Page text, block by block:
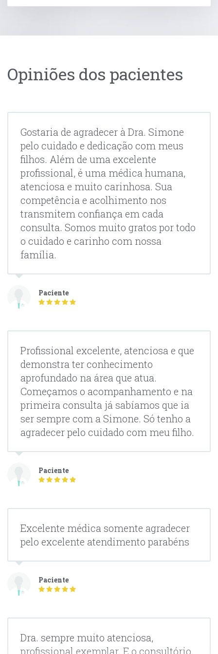
Opiniões dos pacientes
Gostaria de agradecer à Dra. Simone
pelo cuidado e dedicação com meus
filhos. Além de uma excelente
profissional, é uma médica humana,
atenciosa e muito carinhosa. Sua
competência e acolhimento nos
transmitem confiança em cada
consulta. Somos muito gratos por todo
o cuidado e carinho com nossa
família.
Paciente
Profissional excelente, atenciosa e que
demonstra ter conhecimento
aprofundado na área que atua.
Começamos o acompanhamento e na
primeira consulta já sabíamos que ia
ser sempre com a Simone. Só tenho a
agradecer pelo cuidado com meu filho.
Paciente
Excelente médica somente agradecer
pelo excelente atendimento parabéns
Paciente
Dra. sempre muito atenciosa,
profissional exemplar. E o consultório,